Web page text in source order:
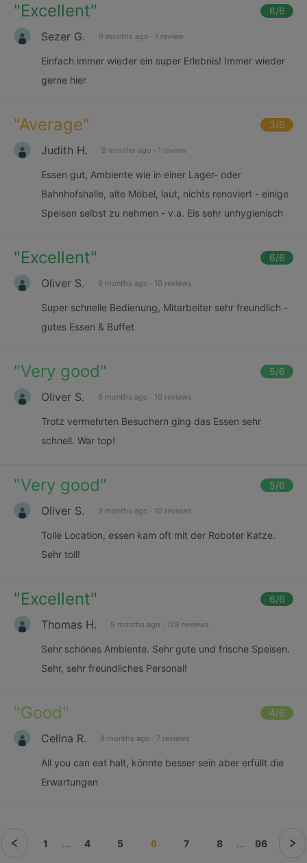
"Excellent" 6/6
Sezer G. 9 months ago · 1 review
Einfach immer wieder ein super Erlebnis! Immer wieder
gerne hier
"Average" 3/6
Judith H. 9 months ago · 1 review
Essen gut, Ambiente wie in einer Lager- oder
Bahnhofshalle, alte Möbel, laut, nichts renoviert - einige
Speisen selbst zu nehmen - v.a. Eis sehr unhygienisch
"Excellent" 6/6
Oliver S. 9 months ago · 10 reviews
Super schnelle Bedienung, Mitarbeiter sehr freundlich -
gutes Essen & Buffet
"Very good" 5/6
Oliver S. 9 months ago · 10 reviews
Trotz vermehrten Besuchern ging das Essen sehr
schnell. War top!
"Very good" 5/6
Oliver S. 9 months ago · 10 reviews
Tolle Location, essen kam oft mit der Roboter Katze.
Sehr toll!
"Excellent" 6/6
Thomas H. 9 months ago · 128 reviews
Sehr schönes Ambiente. Sehr gute und frische Speisen.
Sehr, sehr freundliches Personal!
"Good" 4/6
Celina R. 9 months ago · 7 reviews
All you can eat halt, könnte besser sein aber erfüllt die
Erwartungen
1 ... 4 5 6 7 8 ... 96